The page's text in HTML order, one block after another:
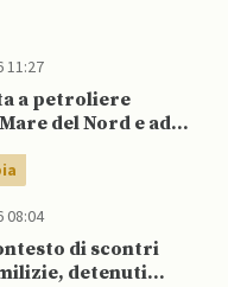
Spagna
11:27
a petroliere
del Nord e ad
occidentali
08:04
di scontri
detenuti